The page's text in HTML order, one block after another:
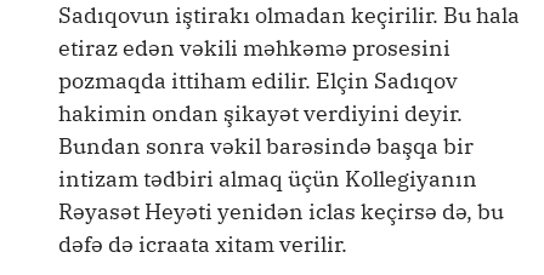
Sadıqovun iştirakı olmadan keçirilir. Bu hala
etiraz edən vəkili məhkəmə prosesini
pozmaqda ittiham edilir. Elçin Sadıqov
hakimin ondan şikayət verdiyini deyir.
Bundan sonra vəkil barəsində başqa bir
intizam tədbiri almaq üçün Kollegiyanın
Rəyasət Heyəti yenidən iclas keçirsə də, bu
dəfə də icraata xitam verilir.